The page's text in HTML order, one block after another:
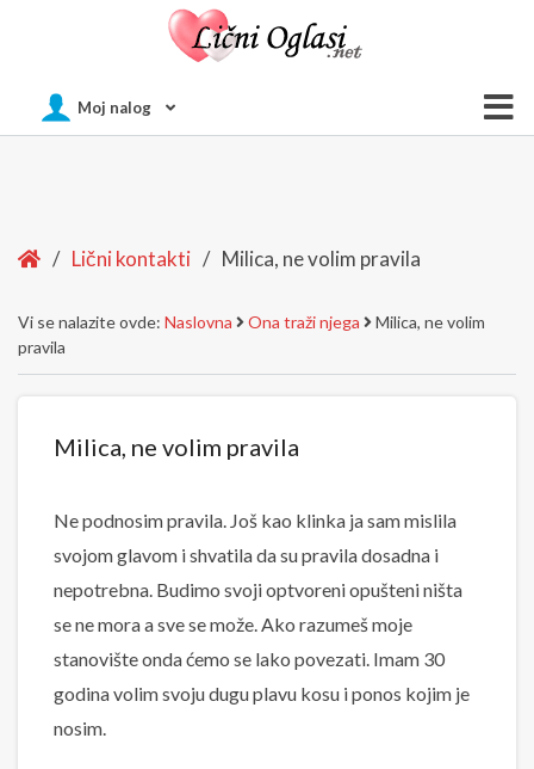
Moj nalog
Home
/ Lični kontakti / Milica, ne volim pravila
Vi se nalazite ovde: Naslovna Ona traži njega
Milica, ne volim
pravila
Milica, ne volim pravila
Ne podnosim pravila. Još kao klinka ja sam mislila
svojom glavom i shvatila da su pravila dosadna i
nepotrebna. Budimo svoji optvoreni opušteni ništa
se ne mora a sve se može. Ako razumeš moje
stanovište onda ćemo se lako povezati. Imam 30
godina volim svoju dugu plavu kosu i ponos kojim je
nosim.